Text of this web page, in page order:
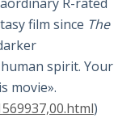
film since The
spirit. Your
movie».
)